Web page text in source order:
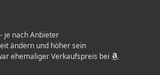
je nach Anbieter
ändern und höher sein
ehemaliger Verkaufspreis bei